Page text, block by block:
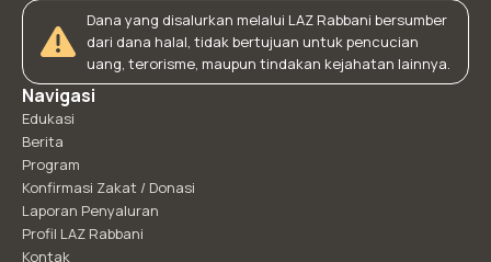
Dana yang disalurkan melalui LAZ Rabbani bersumber
dari dana halal, tidak bertujuan untuk pencucian
uang, terorisme, maupun tindakan kejahatan lainnya.
Navigasi
Edukasi
Berita
Program
Konfirmasi Zakat / Donasi
Laporan Penyaluran
Profil LAZ Rabbani
Kontak